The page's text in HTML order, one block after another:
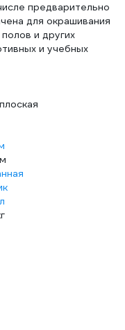
предварительно
для окрашивания
и других
и учебных